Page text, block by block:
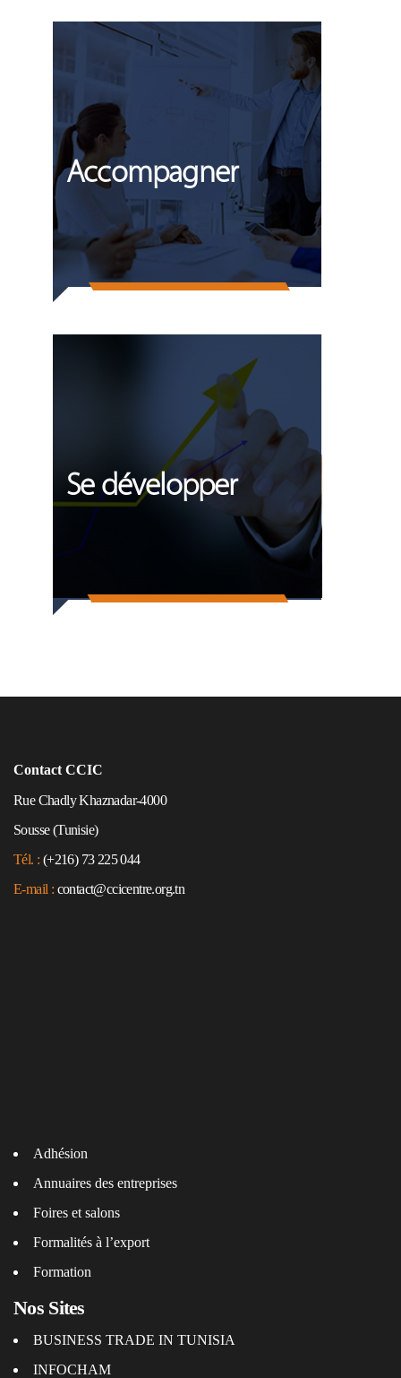
Accompagner
Se développer
Contact CCIC
Rue Chadly Khaznadar-4000
Sousse (Tunisie)
Tél. : (+216) 73 225 044
E-mail : contact@ccicentre.org.tn
Adhésion
Annuaires des entreprises
Foires et salons
Formalités à l’export
Formation
Nos Sites
BUSINESS TRADE IN TUNISIA
INFOCHAM